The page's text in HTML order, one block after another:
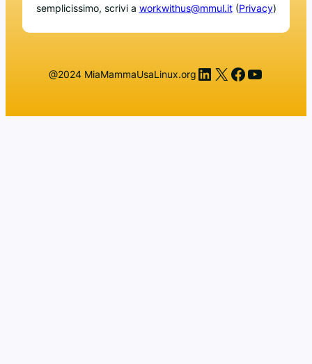
semplicissimo, scrivi a workwithus@mmul.it(Privacy)
@2024 MiaMammaUsaLinux.org LinkedIn
X Facebook